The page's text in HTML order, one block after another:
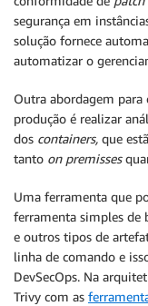
segurança em
solução fornece
automatizar o
Outra abordagem
produção é realizar
dos containers, que
tanto on premisses
Uma ferramenta que
ferramenta simples de
e outros tipos de
linha de comando e
DevSecOps. Na
Trivy com as